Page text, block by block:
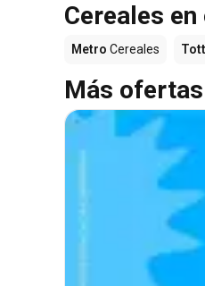
Cereales
Metro Cereales
Más